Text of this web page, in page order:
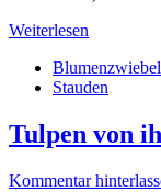
Weiterlesen
Stauden
Tulpen von
Kommentar